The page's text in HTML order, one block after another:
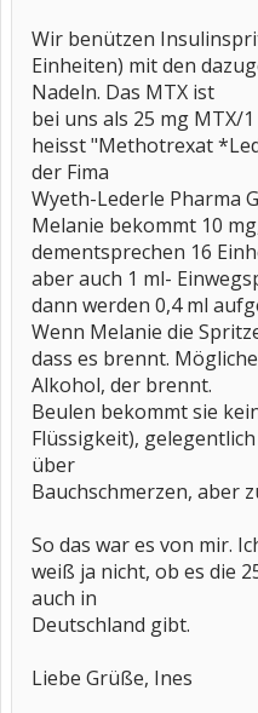
Wir benützen
Einheiten) mit den
Nadeln. Das MTX ist
bei uns als 25 mg MTX/
heisst "Methotrexat
der Fima
Wyeth-Lederle Pharma
Melanie bekommt 10
dementsprechen 16
aber auch 1 ml-
dann werden 0,4 ml
Wenn Melanie die
dass es brennt.
Alkohol, der brennt.
Beulen bekommt sie
Flüssigkeit),
über
Bauchschmerzen, aber
So das war es von mir.
weiß ja nicht, ob es die
auch in
Deutschland gibt.
Liebe Grüße, Ines